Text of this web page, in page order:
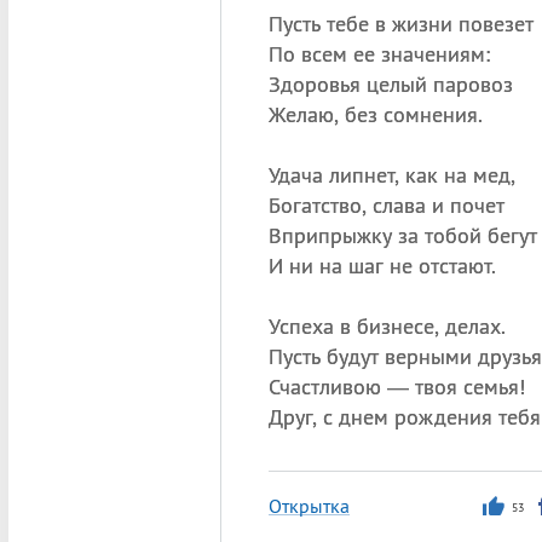
Пусть тебе в жизни повезет
По всем ее значениям:
Здоровья целый паровоз
Желаю, без сомнения.
Удача липнет, как на мед,
Богатство, слава и почет
Вприпрыжку за тобой бегут
И ни на шаг не отстают.
Успеха в бизнесе, делах.
Пусть будут верными
Счастливою — твоя семья!
Друг, с днем рождения
Открытка 53